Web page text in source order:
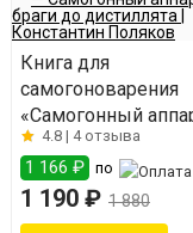
Книга для
самогоноварения
«Сaмогонный
браги до
4.8 | 4 отзыва
1 166 ₽ по
1 190 ₽ 1 880